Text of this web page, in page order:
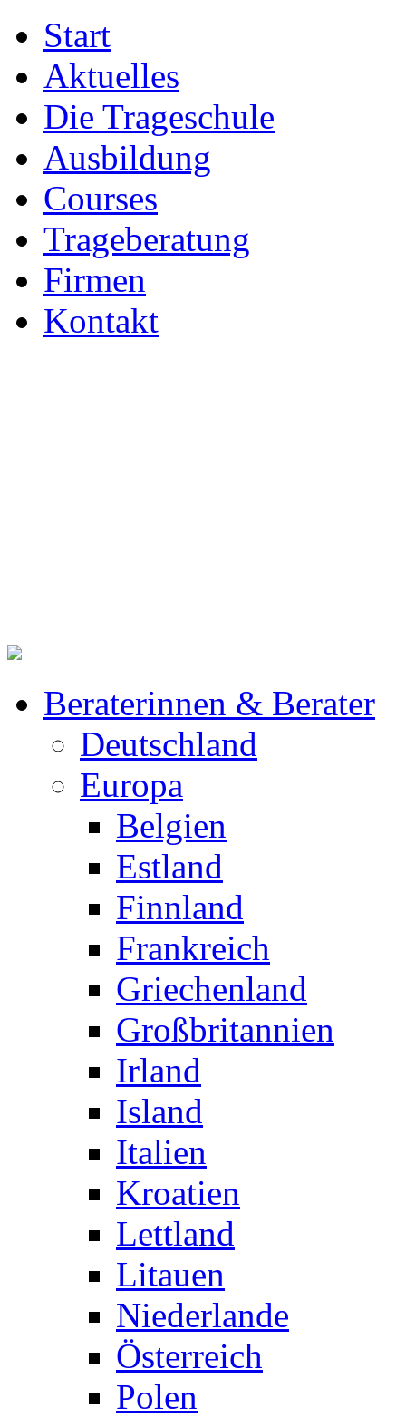
Start
Aktuelles
Die Trageschule
Ausbildung
Courses
Trageberatung
Firmen
Kontakt
Beraterinnen & Berater
Deutschland
Europa
Belgien
Estland
Finnland
Frankreich
Griechenland
Großbritannien
Irland
Island
Italien
Kroatien
Lettland
Litauen
Niederlande
Österreich
Polen